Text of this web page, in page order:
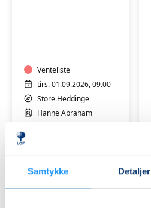
Samtykke Detaljer
K Venteliste
tirs. 01.09.2026, 09.00
Store Heddinge
Hanne Abraham